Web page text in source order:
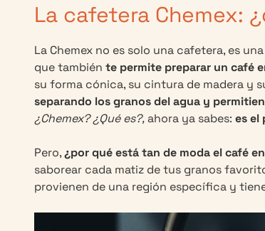
La cafetera Chemex:
La Chemex no es solo una cafetera, es
que también te permite preparar un café
su forma cónica, su cintura de madera y
separando los granos del agua y
¿Chemex? ¿Qué es?,ahora ya sabes: es el
Pero,¿por qué está tan de moda el café
saborear cada matiz de tus granos
provienen de una región específica y